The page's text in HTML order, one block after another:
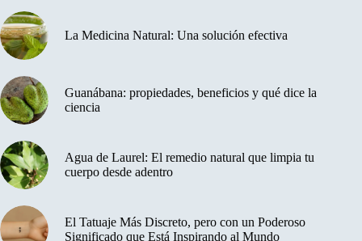
La Medicina Natural: Una solución efectiva
Guanábana: propiedades, beneficios y qué dice la
ciencia
Agua de Laurel: El remedio natural que limpia tu
cuerpo desde adentro
El Tatuaje Más Discreto, pero con un Poderoso
Significado que Está Inspirando al Mundo